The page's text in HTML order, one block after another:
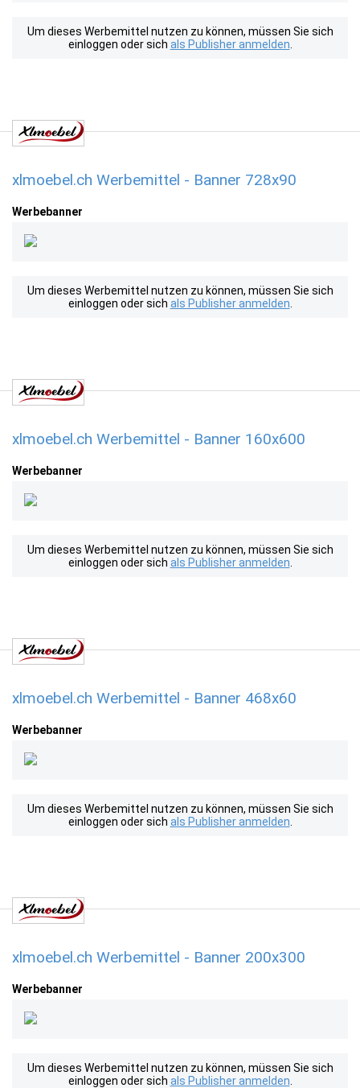
Um dieses Werbemittel nutzen zu können, müssen Sie sich
einloggen oder sich als Publisher anmelden
xlmoebel.ch Werbemittel - Banner 728x90
Werbebanner
Um dieses Werbemittel nutzen zu können, müssen Sie sich
einloggen oder sich als Publisher anmelden
xlmoebel.ch Werbemittel - Banner 160x600
Werbebanner
Um dieses Werbemittel nutzen zu können, müssen Sie sich
einloggen oder sich als Publisher anmelden
xlmoebel.ch Werbemittel - Banner 468x60
Werbebanner
Um dieses Werbemittel nutzen zu können, müssen Sie sich
einloggen oder sich als Publisher anmelden
xlmoebel.ch Werbemittel - Banner 200x300
Werbebanner
Um dieses Werbemittel nutzen zu können, müssen Sie sich
einloggen oder sich als Publisher anmelden